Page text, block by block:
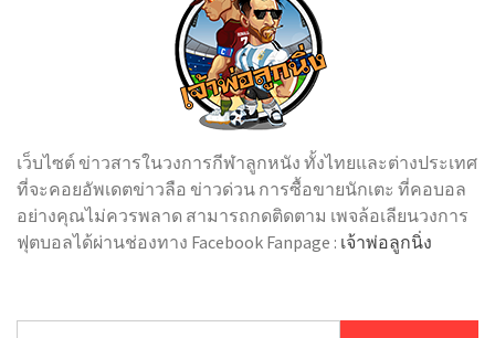
เว็บไซต์ ข่าวสารในวงการกีฬาลูกหนัง ทั้งไทยและต่างประเทศ
ที่จะคอยอัพเดตข่าวลือ ข่าวด่วน การซื้อขายนักเตะ ที่คอบอล
อย่างคุณไม่ควรพลาด สามารถกดติดตาม เพจล้อเลียนวงการ
ฟุตบอลได้ผ่านช่องทาง Facebook Fanpage : เจ้าพ่อลูกนิ่ง